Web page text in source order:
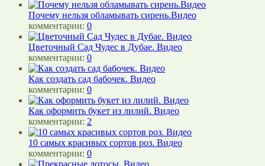
Почему нельзя обламывать сирень.Видео
комментарии: 0
Цветочный Сад Чудес в Дубае. Видео
комментарии: 0
Как создать сад бабочек. Видео
комментарии: 0
Как оформить букет из лилий. Видео
комментарии: 2
10 самых красивых сортов роз. Видео
комментарии: 0